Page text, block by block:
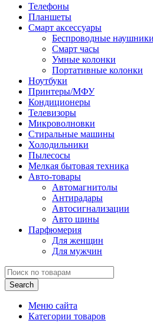
Телефоны
Планшеты
Смарт аксессуары
Беспроводные наушники
Смарт часы
Умные колонки
Портативные колонки
Ноутбуки
Принтеры/МФУ
Кондиционеры
Телевизоры
Микроволновки
Стиральные машины
Холодильники
Пылесосы
Мелкая бытовая техника
Авто-товары
Автомагнитолы
Антирадары
Автосигнализации
Авто шины
Парфюмерия
Для женщин
Для мужчин
Search
Меню сайта
Категории товаров